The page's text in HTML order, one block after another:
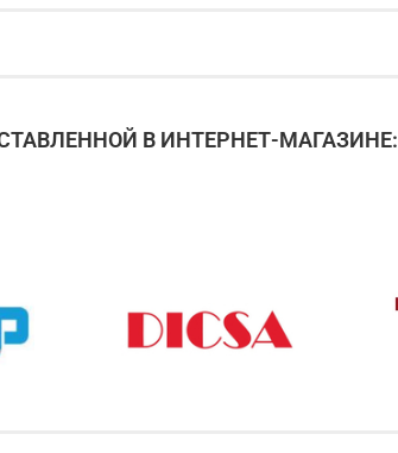
В ИНТЕРНЕТ-МАГАЗИНЕ: